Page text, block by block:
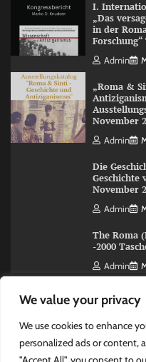
We value your privacy
We use cookies to enhance
personalized ads or content,
I.
„Das
in der
Admin
„Roma &
November
Admin
Die
Geschichte
November
Admin
The Roma
-2000
Admin
Present News ByAdore